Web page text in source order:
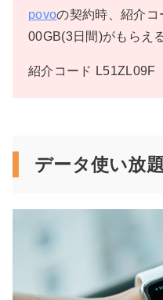
povoの契約時、紹介
00GB(3日間)がもらえ
紹介コード L51ZL09F
データ使い放